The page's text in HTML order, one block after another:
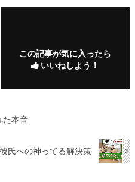
この記事が気に入ったら
いいねしよう！
た本音
氏への神ってる解決策